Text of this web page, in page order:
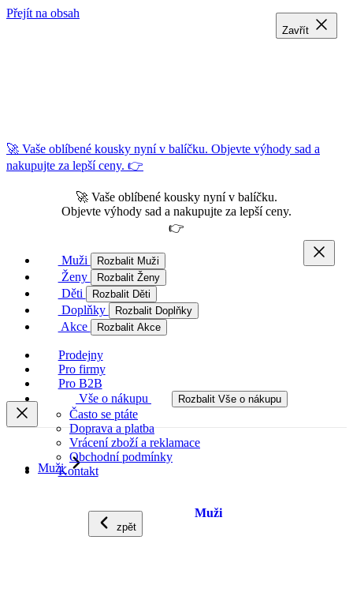
Přejít na obsah
🚀 Vaše oblíbené kousky nyní v balíčku. Objevte výhody sad a
nakupujte za lepší ceny. 👉
🚀 Vaše oblíbené kousky nyní v balíčku.
Objevte výhody sad a nakupujte za lepší ceny.
👉
Muži Rozbalit Muži
Ženy Rozbalit Ženy
Děti Rozbalit Děti
Doplňky Rozbalit Doplňky
Akce Rozbalit Akce
Prodejny
Pro firmy
Pro B2B
Vše o nákupu
Rozbalit Vše o nákupu
Často se ptáte
Doprava a platba
Vrácení zboží a reklamace
Obchodní podmínky
Kontakt
Muži
zpět
Muži
Zavřít
Zavřít
Zavřít